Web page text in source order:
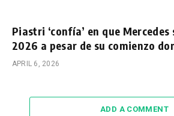
Piastri ‘confía’ en que
2026 a pesar de su comienzo
APRIL 6, 2026
ADD A COMMENT